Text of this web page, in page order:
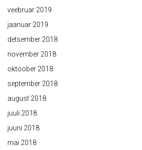
veebruar 2019
jaanuar 2019
detsember 2018
november 2018
oktoober 2018
september 2018
august 2018
juuli 2018
juuni 2018
mai 2018